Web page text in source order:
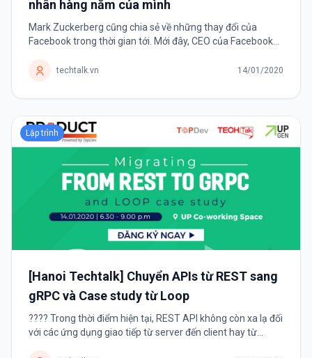
nhân hàng năm của mình
Mark Zuckerberg cũng chia sẻ về những thay đổi của
Facebook trong thời gian tới. Mới đây, CEO của Facebook
cho bản thân mình nữa. Thay...
techtalk.vn 14/01/2020
Lập trình
[Hanoi Techtalk] Chuyển APIs từ REST sang
gRPC và Case study từ Loop
???? Trong thời điểm hiện tại, REST API không còn xa lạ đối
với các ứng dụng giao tiếp từ server đến client hay từ